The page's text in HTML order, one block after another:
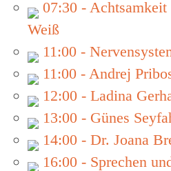
07:30 -
Weiß
11:00 -
11:00 - Andrej
12:00 - Ladina
13:00 - Günes
14:00 - Dr. Joana
16:00 - Sprechen